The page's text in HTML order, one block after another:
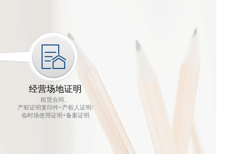
经营场地证明
租赁合同、
产权证明复印件+产权人证明/
临时场使用证明+备案证明